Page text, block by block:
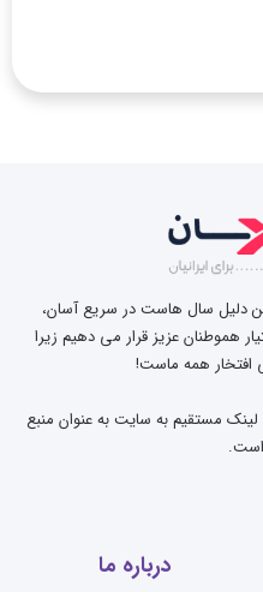
دلیل سال هاست در سریع آسان،
هموطنان عزیز قرار می دهیم زیرا
افتخار همه ماست!
مستقیم به سایت به عنوان منبع
است.
درباره ما